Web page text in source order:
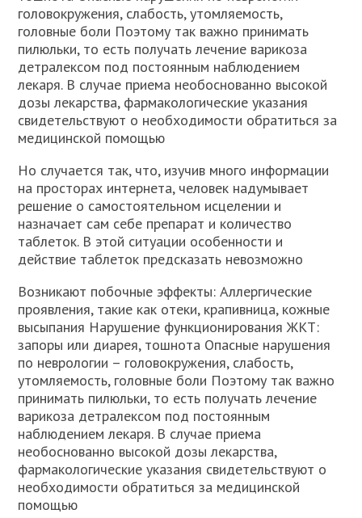
головокружения, слабость, утомляемость,
головные боли Поэтому так важно принимать
пилюльки, то есть получать лечение варикоза
детралексом под постоянным наблюдением
лекаря. В случае приема необоснованно высокой
дозы лекарства, фармакологические указания
свидетельствуют о необходимости обратиться за
медицинской помощью
Но случается так, что, изучив много информации
на просторах интернета, человек надумывает
решение о самостоятельном исцелении и
назначает сам себе препарат и количество
таблеток. В этой ситуации особенности и
действие таблеток предсказать невозможно
Возникают побочные эффекты: Аллергические
проявления, такие как отеки, крапивница, кожные
высыпания Нарушение функционирования ЖКТ:
запоры или диарея, тошнота Опасные нарушения
по неврологии – головокружения, слабость,
утомляемость, головные боли Поэтому так важно
принимать пилюльки, то есть получать лечение
варикоза детралексом под постоянным
наблюдением лекаря. В случае приема
необоснованно высокой дозы лекарства,
фармакологические указания свидетельствуют о
необходимости обратиться за медицинской
помощью